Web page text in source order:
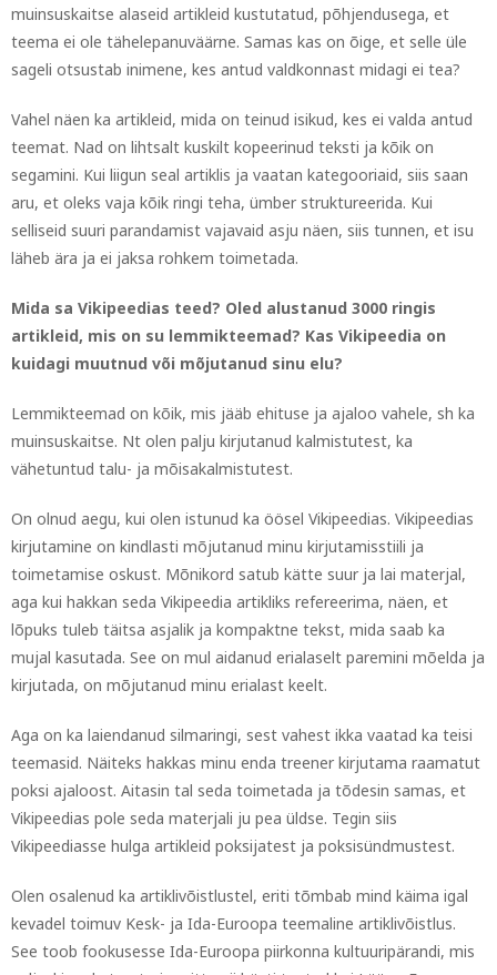
muinsuskaitse alaseid artikleid kustutatud, põhjendusega, et
teema ei ole tähelepanuväärne. Samas kas on õige, et selle üle
sageli otsustab inimene, kes antud valdkonnast midagi ei tea?
Vahel näen ka artikleid, mida on teinud isikud, kes ei valda antud
teemat. Nad on lihtsalt kuskilt kopeerinud teksti ja kõik on
segamini. Kui liigun seal artiklis ja vaatan kategooriaid, siis saan
aru, et oleks vaja kõik ringi teha, ümber struktureerida. Kui
selliseid suuri parandamist vajavaid asju näen, siis tunnen, et isu
läheb ära ja ei jaksa rohkem toimetada.
Mida sa Vikipeedias teed? Oled alustanud 3000 ringis
artikleid, mis on su lemmikteemad? Kas Vikipeedia on
kuidagi muutnud või mõjutanud sinu elu?
Lemmikteemad on kõik, mis jääb ehituse ja ajaloo vahele, sh ka
muinsuskaitse. Nt olen palju kirjutanud kalmistutest, ka
vähetuntud talu- ja mõisakalmistutest.
On olnud aegu, kui olen istunud ka öösel Vikipeedias. Vikipeedias
kirjutamine on kindlasti mõjutanud minu kirjutamisstiili ja
toimetamise oskust. Mõnikord satub kätte suur ja lai materjal,
aga kui hakkan seda Vikipeedia artikliks refereerima, näen, et
lõpuks tuleb täitsa asjalik ja kompaktne tekst, mida saab ka
mujal kasutada. See on mul aidanud erialaselt paremini mõelda ja
kirjutada, on mõjutanud minu erialast keelt.
Aga on ka laiendanud silmaringi, sest vahest ikka vaatad ka teisi
teemasid. Näiteks hakkas minu enda treener kirjutama raamatut
poksi ajaloost. Aitasin tal seda toimetada ja tõdesin samas, et
Vikipeedias pole seda materjali ju pea üldse. Tegin siis
Vikipeediasse hulga artikleid poksijatest ja poksisündmustest.
Olen osalenud ka artiklivõistlustel, eriti tõmbab mind käima igal
kevadel toimuv Kesk- ja Ida-Euroopa teemaline artiklivõistlus.
See toob fookusesse Ida-Euroopa piirkonna kultuuripärandi, mis